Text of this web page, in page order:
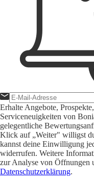
Erhalte Angebote,
Serviceneuigkeiten von
gelegentliche
Klick auf „Weiter" willigst
kannst deine Einwilligung
widerrufen. Weitere
zur Analyse von Öffnungen
Datenschutzerklärung.